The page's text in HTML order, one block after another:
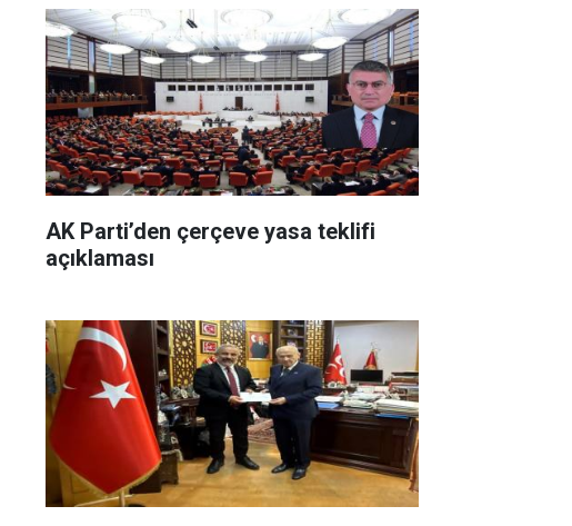
AK Parti’den çerçeve yasa teklifi
açıklaması